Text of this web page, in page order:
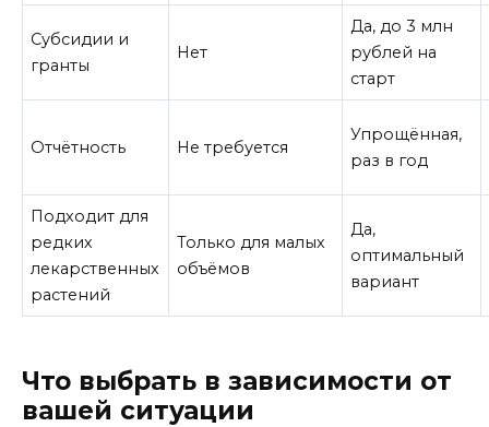
Субсидии и
гранты
Нет
Да, до 3 млн
рублей на
старт
Отчётность Не требуется
Упрощённая,
раз в год
Подходит для
редких
лекарственных
растений
Только для малых
объёмов
Да,
оптимальный
вариант
Что выбрать в зависимости от
вашей ситуации